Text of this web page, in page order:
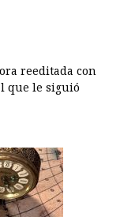
reeditada con
que le siguió